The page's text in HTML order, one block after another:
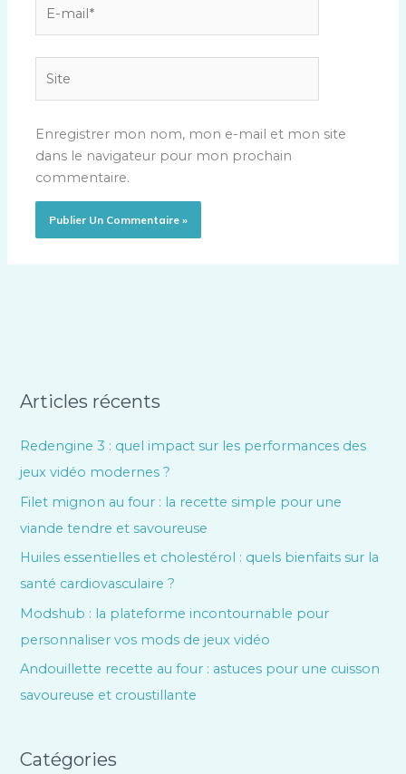
mail*
Enregistrer mon nom, mon e-mail et mon site
dans le navigateur pour mon prochain
commentaire.
Articles récents
Redengine 3 : quel impact sur les performances des
jeux vidéo modernes ?
Filet mignon au four : la recette simple pour une
viande tendre et savoureuse
Huiles essentielles et cholestérol : quels bienfaits sur la
santé cardiovasculaire ?
Modshub : la plateforme incontournable pour
personnaliser vos mods de jeux vidéo
Andouillette recette au four : astuces pour une cuisson
savoureuse et croustillante
Catégories